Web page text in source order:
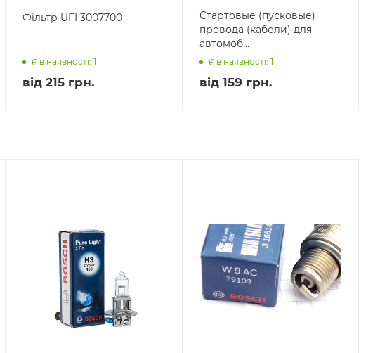
Фільтр UFI 3007700
Є в наявності: 1
від 215 грн.
Стартовые (пусковые)
провода (кабели) для
автомоб...
Є в наявності: 1
від 159 грн.